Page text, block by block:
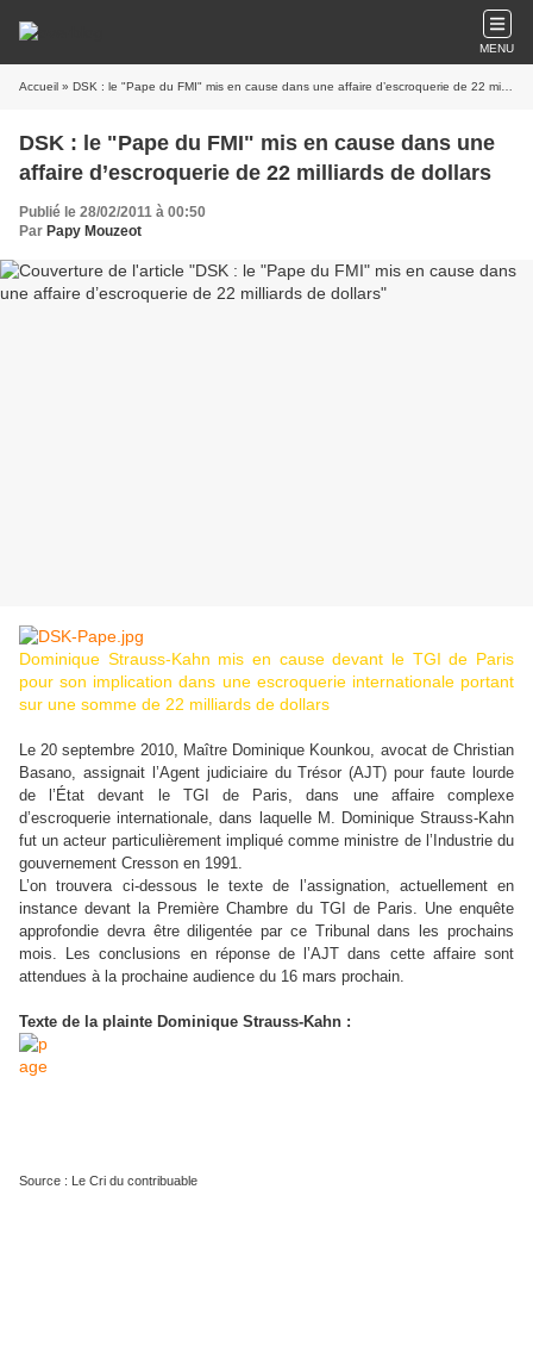
MENU
Accueil » DSK : le "Pape du FMI" mis en cause dans une affaire d’escroquerie de 22 milliards de dollars
DSK : le "Pape du FMI" mis en cause dans une
affaire d’escroquerie de 22 milliards de dollars
Publié le 28/02/2011 à 00:50
Par Papy Mouzeot
Dominique Strauss-Kahn mis en cause devant le TGI de Paris
pour son implication dans une escroquerie internationale portant
sur une somme de 22 milliards de dollars
Le 20 septembre 2010, Maître Dominique Kounkou, avocat de Christian
Basano, assignait l’Agent judiciaire du Trésor (AJT) pour faute lourde
de l’État devant le TGI de Paris, dans une affaire complexe
d’escroquerie internationale, dans laquelle M. Dominique Strauss-Kahn
fut un acteur particulièrement impliqué comme ministre de l’Industrie du
gouvernement Cresson en 1991.
L’on trouvera ci-dessous le texte de l’assignation, actuellement en
instance devant la Première Chambre du TGI de Paris. Une enquête
approfondie devra être diligentée par ce Tribunal dans les prochains
mois. Les conclusions en réponse de l’AJT dans cette affaire sont
attendues à la prochaine audience du 16 mars prochain.
Texte de la plainte Dominique Strauss-Kahn :
Source : Le Cri du contribuable